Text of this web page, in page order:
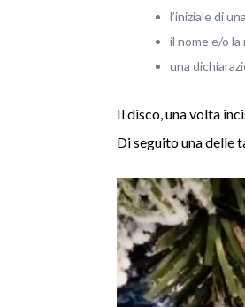
l’iniziale di
il nome e/o
una
Il disco, una volta
Di seguito una delle